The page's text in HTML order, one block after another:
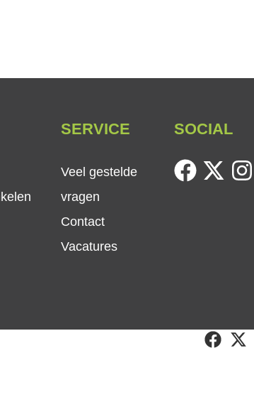
SERVICE
Veel gestelde
vragen
Contact
Vacatures
SOCIAL
facebooktwitter
facebook
twitter